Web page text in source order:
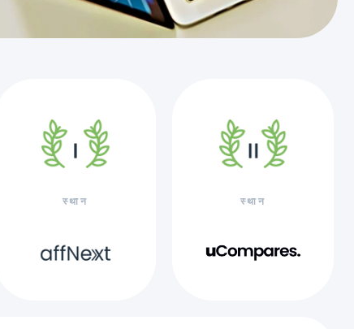
स्थान स्थान